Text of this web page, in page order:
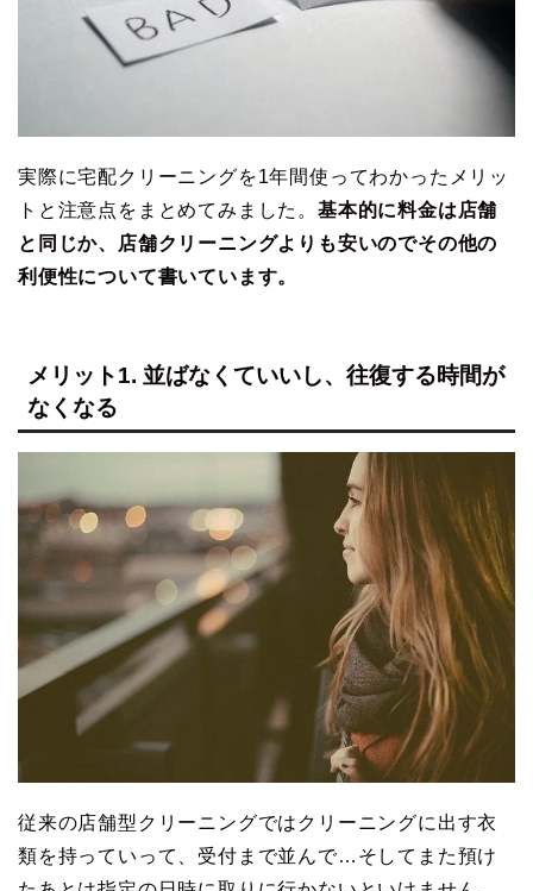
実際に宅配クリーニングを1年間使ってわかったメリッ
トと注意点をまとめてみました。 基本的に料金は店舗
と同じか、店舗クリーニングよりも安いのでその他の
利便性について書いています。
メリット1. 並ばなくていいし、往復する時間が
なくなる
従来の店舗型クリーニングではクリーニングに出す衣
類を持っていって、受付まで並んで…そしてまた預け